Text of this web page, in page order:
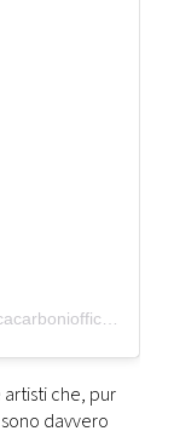
Un post condiviso da Luca Carboni (@lucacarboniofficial)
che, pur
davvero